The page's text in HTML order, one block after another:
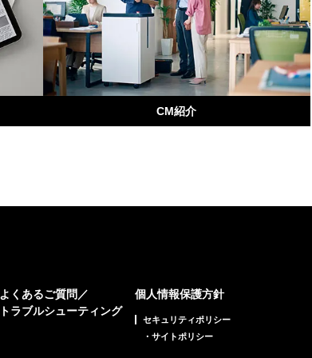
CM紹介
よくあるご質問／
トラブルシューティング
個人情報保護方針
セキュリティポリシー
・サイトポリシー